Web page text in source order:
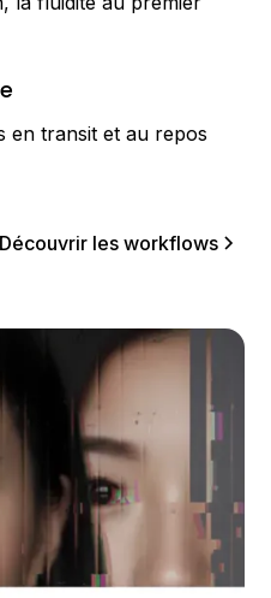
en transit et au repos
Découvrir les workflows